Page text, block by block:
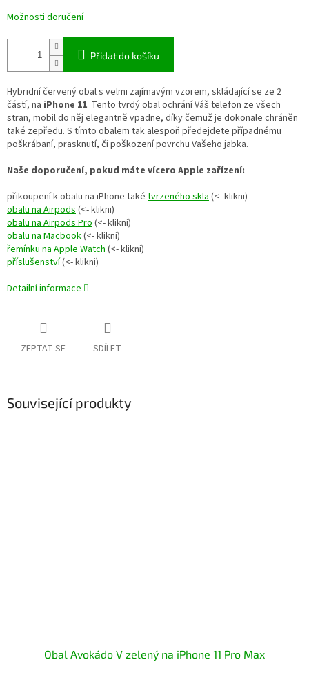
Možnosti doručení
Přidat do košíku
Hybridní červený obal s velmi zajímavým vzorem, skládající se ze 2
částí, na iPhone 11. Tento tvrdý obal ochrání Váš telefon ze všech
stran, mobil do něj elegantně vpadne, díky čemuž je dokonale chráněn
také zepředu. S tímto obalem tak alespoň předejdete případnému
poškrábaní, prasknutí, či poškozenípovrchu Vašeho jabka.
Naše doporučení, pokud máte vícero Apple zařízení:
přikoupení k obalu na iPhone také tvrzeného skla(<- klikni)
obalu na Airpods(<- klikni)
obalu na Airpods Pro(<- klikni)
obalu na Macbook(<- klikni)
řemínku na Apple Watch(<- klikni)
příslušenství(<- klikni)
Detailní informace
ZEPTAT SE SDÍLET
Související produkty
Obal Avokádo V zelený na iPhone 11 Pro Max